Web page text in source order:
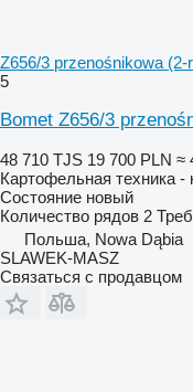
Z656/3 przenośnikowa (2-
5
Bomet Z656/3
48 710 TJS 19 700 PLN ≈
Картофельная техника -
Состояние новый
Количество рядов 2
Польша, Nowa Dąbia
SLAWEK-MASZ
Связаться с продавцом